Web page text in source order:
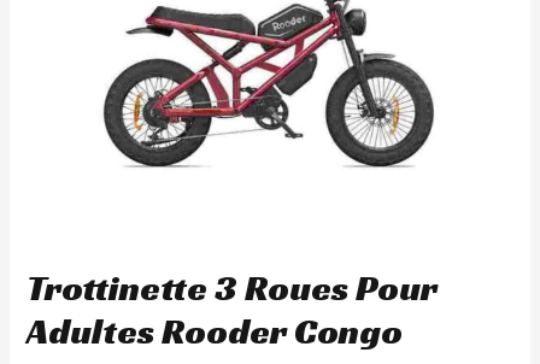
Trottinette 3 Roues Pour
Adultes Rooder Congo